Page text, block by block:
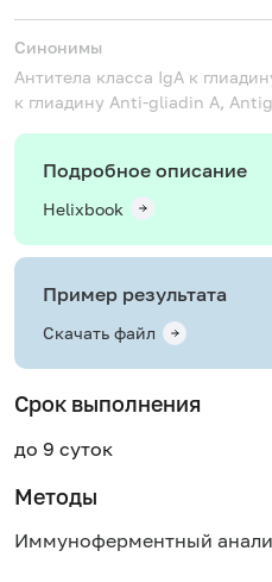
Синонимы
Антитела класса IgA к
к глиадину Anti-gliadin A,
Подробное описание
Helixbook
Пример результата
Скачать файл
Срок выполнения
до 9 суток
Методы
Иммуноферментный